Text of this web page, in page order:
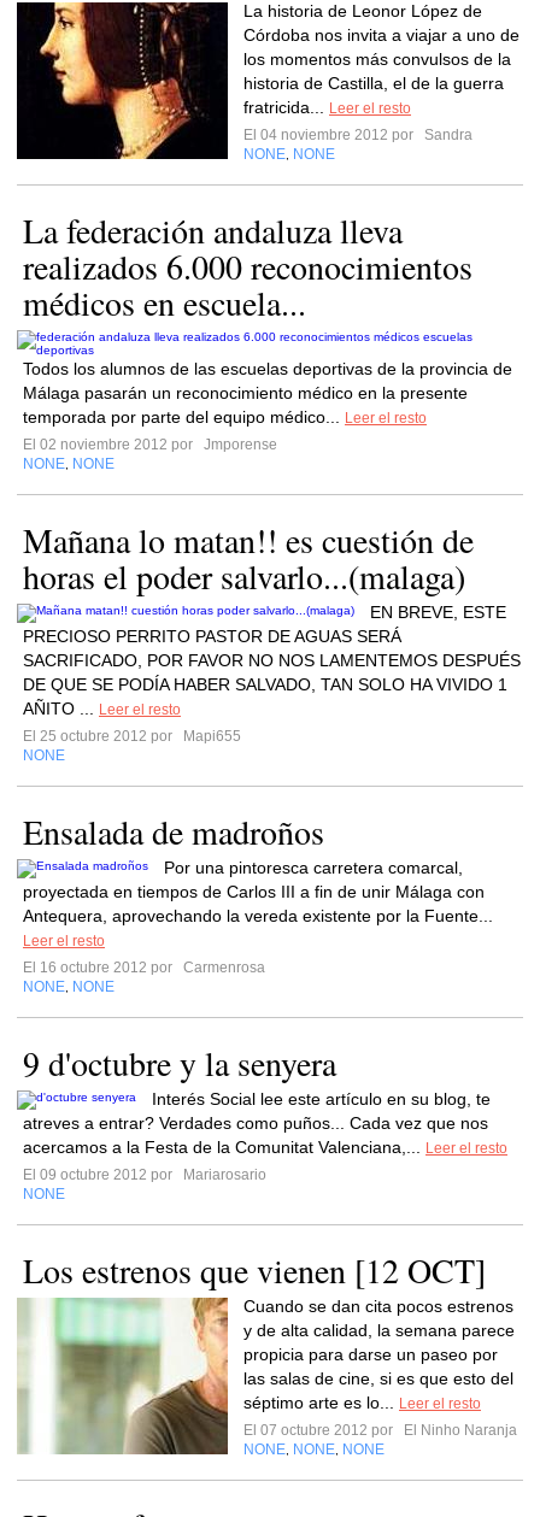
La historia de Leonor López de
Córdoba nos invita a viajar a uno de
los momentos más convulsos de la
historia de Castilla, el de la guerra
fratricida...
Leer el resto
El 04 noviembre 2012 por
Sandra
NONE NONE
La federación andaluza lleva
realizados 6.000 reconocimientos
médicos en escuela...
Todos los alumnos de las escuelas deportivas de la provincia de
Málaga pasarán un reconocimiento médico en la presente
temporada por parte del equipo médico...
Leer el resto
El 02 noviembre 2012 por
Jmporense
NONE NONE
Mañana lo matan!! es cuestión de
horas el poder salvarlo...(malaga)
EN BREVE, ESTE
PRECIOSO PERRITO PASTOR DE AGUAS SERÁ
SACRIFICADO, POR FAVOR NO NOS LAMENTEMOS DESPUÉS
DE QUE SE PODÍA HABER SALVADO, TAN SOLO HA VIVIDO 1
AÑITO ...
Leer el resto
El 25 octubre 2012 por
Mapi655
NONE
Ensalada de madroños
Por una pintoresca carretera comarcal,
proyectada en tiempos de Carlos III a fin de unir Málaga con
Antequera, aprovechando la vereda existente por la Fuente...
Leer el resto
El 16 octubre 2012 por
Carmenrosa
NONE NONE
9 d'octubre y la senyera
Interés Social lee este artículo en su blog, te
atreves a entrar? Verdades como puños... Cada vez que nos
acercamos a la Festa de la Comunitat Valenciana,...
Leer el resto
El 09 octubre 2012 por
Mariarosario
NONE
Los estrenos que vienen [12 OCT]
Cuando se dan cita pocos estrenos
y de alta calidad, la semana parece
propicia para darse un paseo por
las salas de cine, si es que esto del
séptimo arte es lo...
Leer el resto
El 07 octubre 2012 por
El Ninho Naranja
NONE NONE NONE